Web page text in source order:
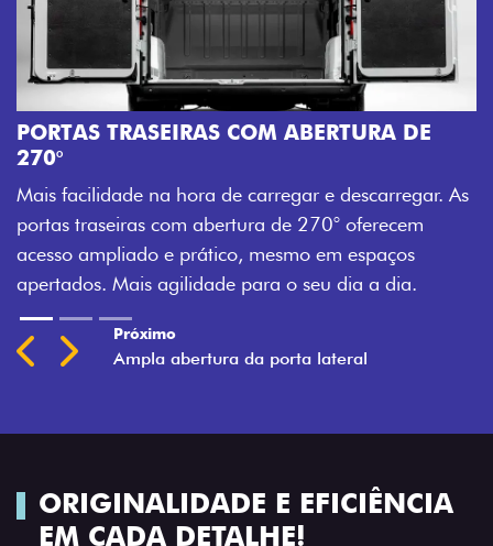
PORTAS TRASEIRAS COM ABERTURA DE
270°
Mais facilidade na hora de carregar e descarregar. As
portas traseiras com abertura de 270° oferecem
acesso ampliado e prático, mesmo em espaços
apertados. Mais agilidade para o seu dia a dia.
Previous
Next
ORIGINALIDADE E EFICIÊNCIA
EM CADA DETALHE!